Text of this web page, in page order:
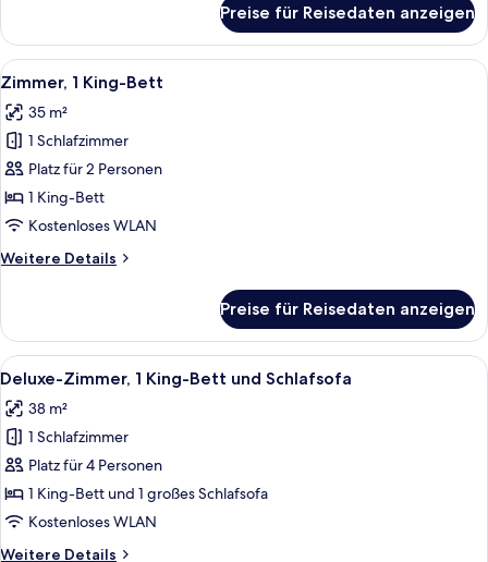
Zimmer,
2 Queen-
Betten,
Preise für Reisedaten anzeigen
Alle
Fotos
für
Zimmer,
1 King-
Bett
anzeigen
Ein Hotelzimmer mit einem großen
5
Zimmer, 1 King-Bett
35 m²
1 Schlafzimmer
Platz für 2 Personen
1 King-Bett
Kostenloses WLAN
Weitere Details
Weitere
1 King-
Bett
Preise für Reisedaten anzeigen
Alle
Fotos
für
Deluxe-
Zimmer,
1 King-
Bett
Ein Hotelzimmer mit einem großen
7
Deluxe-Zimmer, 1 King-Bett und Schlafsofa
38 m²
1 Schlafzimmer
Platz für 4 Personen
1 King-Bett und 1 großes Schlafsofa
Kostenloses WLAN
Weitere Details
Weitere